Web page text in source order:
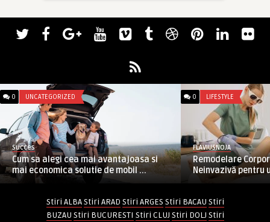
0 UNCATEGORIZED
Succes
Cum sa alegi cea mai avantajoasa si
mai economica solutie de mobil ...
0 LIFESTYLE
FLAVIUSNOJA
Remodelare
Neinvazivă pentru
Stiri ALBA Stiri ARAD Stiri ARGES Stiri BACAU Stiri
BUZAU Stiri BUCURESTI Stiri CLUJ Stiri DOLJ Stiri